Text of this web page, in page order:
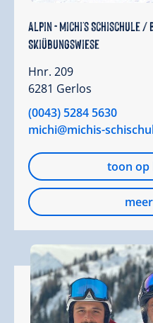
Alpin - Michi's Schischule /
Skiübungswiese
Hnr. 209
6281 Gerlos
(0043) 5284 5630
michi@michis-
toon op